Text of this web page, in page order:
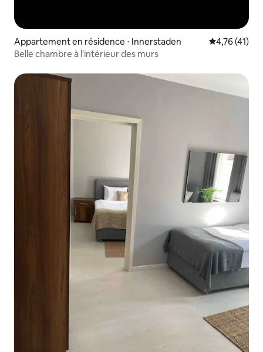
Appartement en résidence ⋅ Innerstaden Évaluation
4,76 (41)
Belle chambre à l'intérieur des murs